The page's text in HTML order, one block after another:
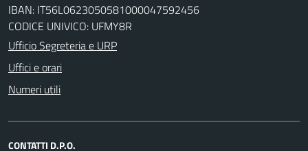
IBAN: IT56L0623050581000047592456
CODICE UNIVICO: UFMY8R
Ufficio Segreteria e URP
Uffici e orari
Numeri utili
CONTATTI D.P.O.